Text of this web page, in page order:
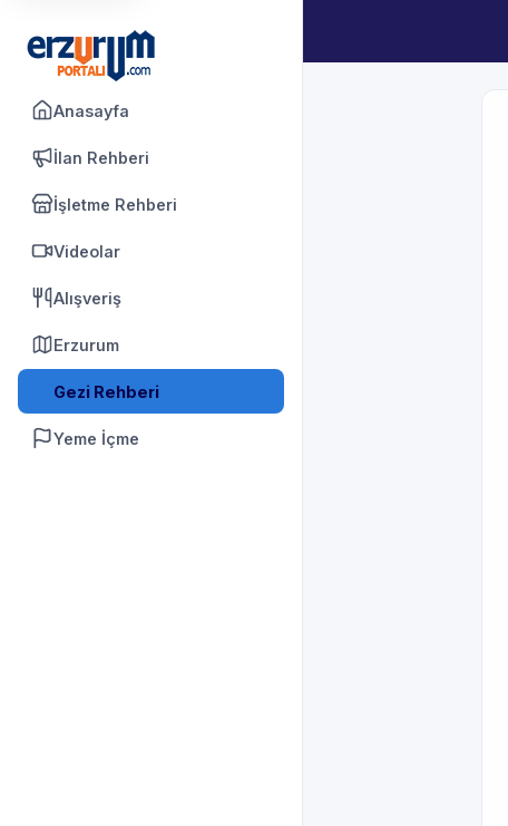
Anasayfa
İlan Rehberi
İşletme Rehberi
Videolar
Alışveriş
Erzurum
Gezi Rehberi
Yeme İçme